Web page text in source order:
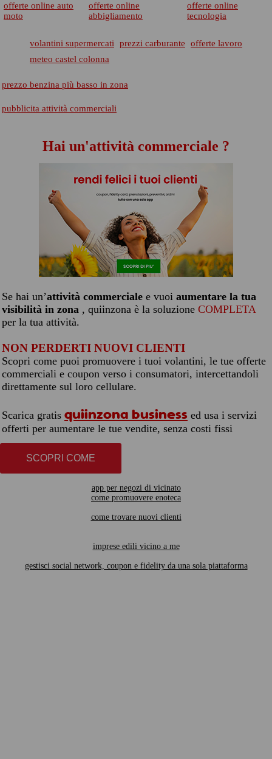
offerte online auto
moto
offerte online
abbigliamento
offerte online
tecnologia
volantini supermercati prezzi carburante
offerte lavoro
meteo castel colonna
prezzo benzina più basso in zona
pubblicita attività commerciali
Hai un'attività commerciale ?
Se hai un’attività commerciale e vuoi aumentare la tua
visibilità in zona , quiinzona è la soluzione COMPLETA
per la tua attività.
NON PERDERTI NUOVI CLIENTI
Scopri come puoi promuovere i tuoi volantini, le tue offerte
commerciali e coupon verso i consumatori, intercettandoli
direttamente sul loro cellulare.
Scarica gratis quiinzona business ed usa i servizi
offerti per aumentare le tue vendite, senza costi fissi
SCOPRI COME
app per negozi di vicinato
come promuovere enoteca
come trovare nuovi clienti
imprese edili vicino a me
gestisci social network, coupon e fidelity da una sola piattaforma